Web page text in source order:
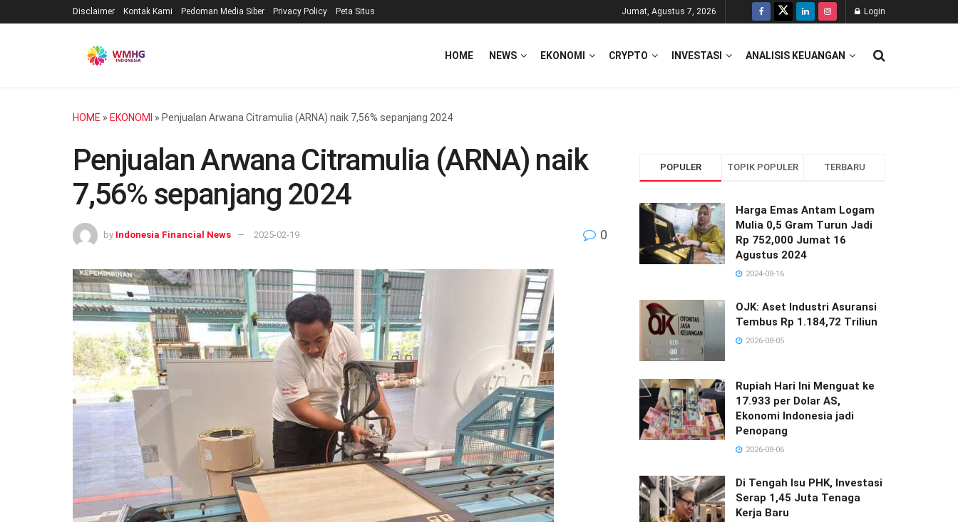
Disclaimer Kontak Kami Pedoman Media Siber Privacy Policy Peta Situs Jumat, Agustus 7, 2026 Login
HOME NEWS EKONOMI CRYPTO INVESTASI ANALISIS KEUANGAN
HOME » EKONOMI » Penjualan Arwana Citramulia (ARNA) naik 7,56% sepanjang 2024
Penjualan Arwana Citramulia (ARNA) naik
7,56% sepanjang 2024
by Indonesia Financial News 2025-02-19 0
POPULER TOPIK POPULER TERBARU
Harga Emas Antam Logam
Mulia 0,5 Gram Turun Jadi
Rp 752,000 Jumat 16
Agustus 2024
2024-08-16
OJK: Aset Industri Asuransi
Tembus Rp 1.184,72 Triliun
2026-08-05
Rupiah Hari Ini Menguat ke
17.933 per Dolar AS,
Ekonomi Indonesia jadi
Penopang
2026-08-06
Di Tengah Isu PHK, Investasi
Serap 1,45 Juta Tenaga
Kerja Baru